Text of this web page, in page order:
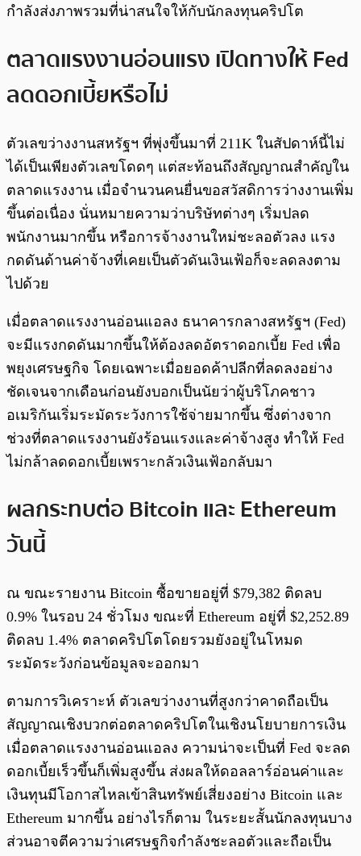
กำลังส่งภาพรวมที่น่าสนใจให้กับนักลงทุนคริปโต
ตลาดแรงงานอ่อนแรง เปิดทางให้ Fed
ลดดอกเบี้ยหรือไม่
ตัวเลขว่างงานสหรัฐฯ ที่พุ่งขึ้นมาที่ 211K ในสัปดาห์นี้ไม่
ได้เป็นเพียงตัวเลขโดดๆ แต่สะท้อนถึงสัญญาณสำคัญใน
ตลาดแรงงาน เมื่อจำนวนคนยื่นขอสวัสดิการว่างงานเพิ่ม
ขึ้นต่อเนื่อง นั่นหมายความว่าบริษัทต่างๆ เริ่มปลด
พนักงานมากขึ้น หรือการจ้างงานใหม่ชะลอตัวลง แรง
กดดันด้านค่าจ้างที่เคยเป็นตัวดันเงินเฟ้อก็จะลดลงตาม
ไปด้วย
เมื่อตลาดแรงงานอ่อนแอลง ธนาคารกลางสหรัฐฯ (Fed)
จะมีแรงกดดันมากขึ้นให้ต้องลดอัตราดอกเบี้ย Fed เพื่อ
พยุงเศรษฐกิจ โดยเฉพาะเมื่อยอดค้าปลีกที่ลดลงอย่าง
ชัดเจนจากเดือนก่อนยังบอกเป็นนัยว่าผู้บริโภคชาว
อเมริกันเริ่มระมัดระวังการใช้จ่ายมากขึ้น ซึ่งต่างจาก
ช่วงที่ตลาดแรงงานยังร้อนแรงและค่าจ้างสูง ทำให้ Fed
ไม่กล้าลดดอกเบี้ยเพราะกลัวเงินเฟ้อกลับมา
ผลกระทบต่อ Bitcoin และ Ethereum
วันนี้
ณ ขณะรายงาน Bitcoin ซื้อขายอยู่ที่ $79,382 ติดลบ
0.9% ในรอบ 24 ชั่วโมง ขณะที่ Ethereum อยู่ที่ $2,252.89
ติดลบ 1.4% ตลาดคริปโตโดยรวมยังอยู่ในโหมด
ระมัดระวังก่อนข้อมูลจะออกมา
ตามการวิเคราะห์ ตัวเลขว่างงานที่สูงกว่าคาดถือเป็น
สัญญาณเชิงบวกต่อตลาดคริปโตในเชิงนโยบายการเงิน
เมื่อตลาดแรงงานอ่อนแอลง ความน่าจะเป็นที่ Fed จะลด
ดอกเบี้ยเร็วขึ้นก็เพิ่มสูงขึ้น ส่งผลให้ดอลลาร์อ่อนค่าและ
เงินทุนมีโอกาสไหลเข้าสินทรัพย์เสี่ยงอย่าง Bitcoin และ
Ethereum มากขึ้น อย่างไรก็ตาม ในระยะสั้นนักลงทุนบาง
ส่วนอาจตีความว่าเศรษฐกิจกำลังชะลอตัวและถือเป็น